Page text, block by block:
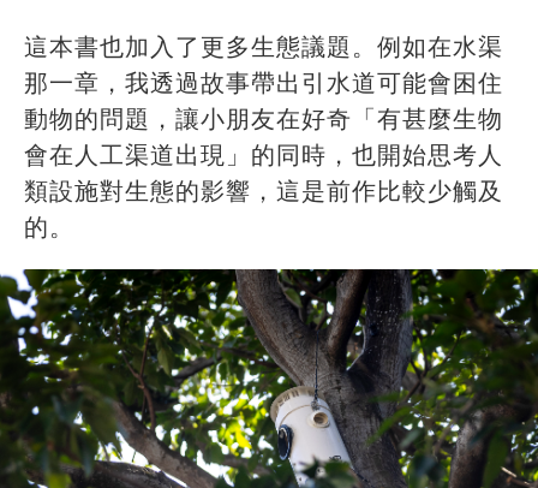
這本書也加入了更多生態議題。例如在水渠
那一章，我透過故事帶出引水道可能會困住
動物的問題，讓小朋友在好奇「有甚麼生物
會在人工渠道出現」的同時，也開始思考人
類設施對生態的影響，這是前作比較少觸及
的。